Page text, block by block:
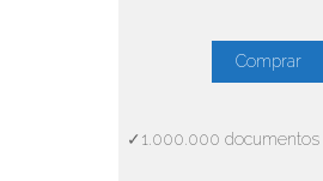
Comprar
✓1.000.000 documentos